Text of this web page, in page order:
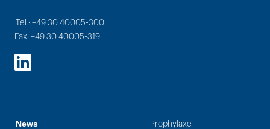
Tel.: +49 30 40005-300
Fax: +49 30 40005-319
LinkedIn
News Prophylaxe